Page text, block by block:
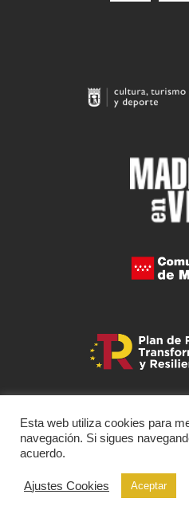
Esta web utiliza cookies para
navegación. Si sigues
acuerdo.
Ajustes Cookies Aceptar